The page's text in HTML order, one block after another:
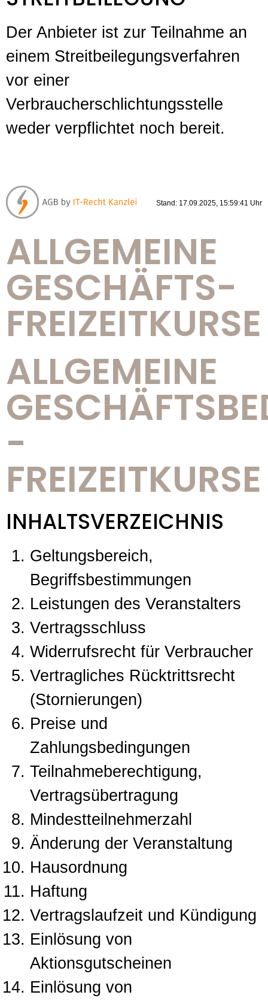
Der Anbieter ist zur Teilnahme an
einem Streitbeilegungsverfahren
vor einer
Verbraucherschlichtungsstelle
weder verpflichtet noch bereit.
Stand: 17.09.2025, 15:59:41 Uhr
ALLGEMEINE
GESCHÄFTS-
FREIZEITKURSE
ALLGEMEINE
-
FREIZEITKURSE
INHALTSVERZEICHNIS
Geltungsbereich,
Begriffsbestimmungen
Leistungen des Veranstalters
Vertragsschluss
Widerrufsrecht für Verbraucher
Vertragliches Rücktrittsrecht
(Stornierungen)
Preise und
Zahlungsbedingungen
Teilnahmeberechtigung,
Vertragsübertragung
Mindestteilnehmerzahl
Änderung der Veranstaltung
Hausordnung
Haftung
Vertragslaufzeit und Kündigung
Einlösung von
Aktionsgutscheinen
Einlösung von